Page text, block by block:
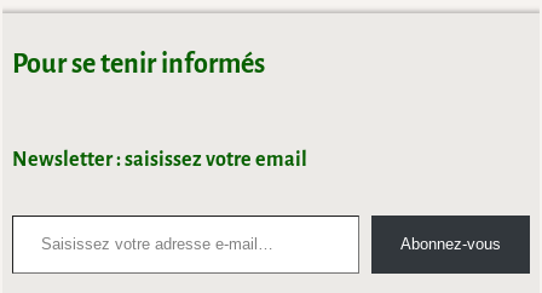
Pour se tenir informés
Newsletter : saisissez votre email
Abonnez-vous